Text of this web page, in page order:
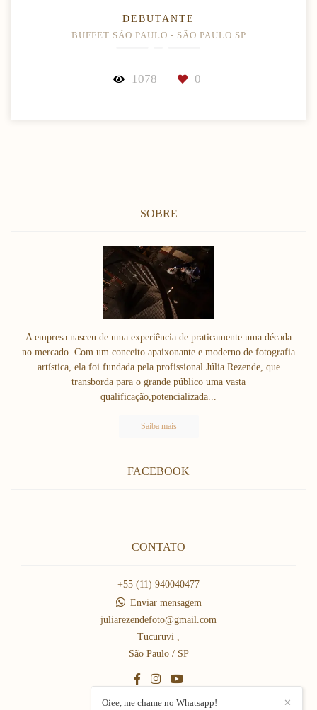
DEBUTANTE
BUFFET SÃO PAULO - SÃO PAULO SP
1078 0
SOBRE
A empresa nasceu de uma experiência de praticamente uma década
no mercado. Com um conceito apaixonante e moderno de fotografia
artística, ela foi fundada pela profissional Júlia Rezende, que
transborda para o grande público uma vasta
qualificação,potencializada...
Saiba mais
FACEBOOK
CONTATO
+55 (11) 940040477
Enviar mensagem
juliarezendefoto@gmail.com
Tucuruvi ,
São Paulo / SP
✕
Oiee, me chame no Whatsapp!